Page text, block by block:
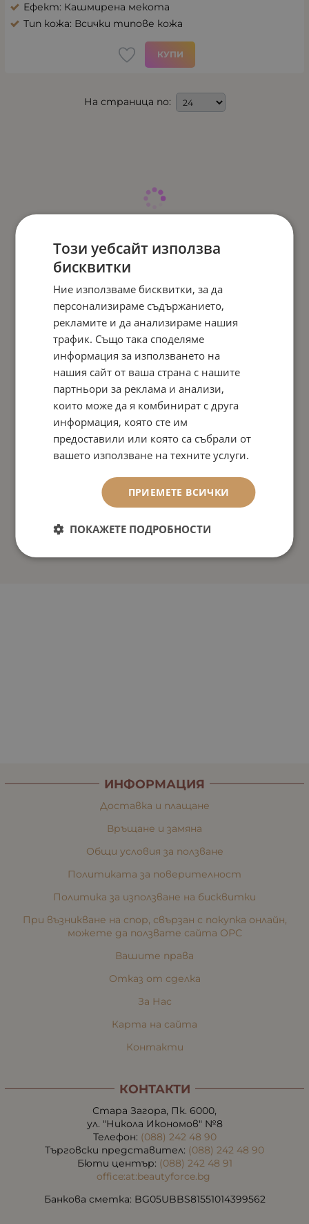
Ефект: Кашмирена мекота
Тип кожа: Всички типове кожа
КУПИ
На страница по:
ИНФОРМАЦИЯ
Доставка и плащане
Връщане и замяна
Общи условия за ползване
Политиката за поверителност
Политика за използване на бисквитки
При възникване на спор, свързан с покупка онлайн,
можете да ползвате сайта ОРС
Вашите права
Отказ от сделка
За Нас
Карта на сайта
Контакти
КОНТАКТИ
Стара Загора, Пк. 6000,
ул. "Никола Икономов" №8
Телефон: (088) 242 48 90
Търговски представител: (088) 242 48 90
Бюти център: (088) 242 48 91
office:at:beautyforce.bg
Банкова сметка: BG05UBBS81551014399562
Този уебсайт използва
бисквитки
Ние използваме бисквитки, за да
персонализираме съдържанието,
рекламите и да анализираме нашия
трафик. Също така споделяме
информация за използването на
нашия сайт от ваша страна с нашите
партньори за реклама и анализи,
които може да я комбинират с друга
информация, която сте им
предоставили или която са събрали от
вашето използване на техните услуги.
ПРИЕМЕТЕ ВСИЧКИ
ПОКАЖЕТЕ ПОДРОБНОСТИ